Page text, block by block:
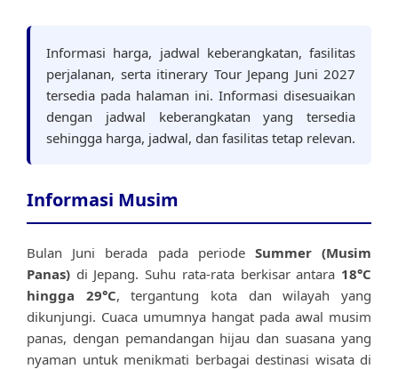
Informasi harga, jadwal keberangkatan, fasilitas
perjalanan, serta itinerary Tour Jepang Juni 2027
tersedia pada halaman ini. Informasi disesuaikan
dengan jadwal keberangkatan yang tersedia
sehingga harga, jadwal, dan fasilitas tetap relevan.
Informasi Musim
Bulan Juni berada pada periode Summer (Musim
Panas) di Jepang. Suhu rata-rata berkisar antara 18°C
hingga 29°C, tergantung kota dan wilayah yang
dikunjungi. Cuaca umumnya hangat pada awal musim
panas, dengan pemandangan hijau dan suasana yang
nyaman untuk menikmati berbagai destinasi wisata di